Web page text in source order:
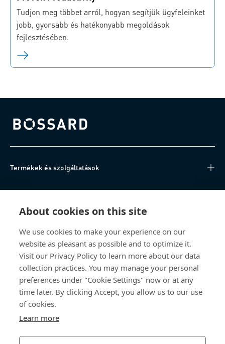
About cookies on this site
We use cookies to make your experience on our
website as pleasant as possible and to optimize it.
Visit our Privacy Policy to learn more about our data
collection practices. You may manage your personal
preferences under "Cookie Settings" now or at any
time later. By clicking Accept, you allow us to our use
of cookies.
Learn more
Tudjon meg többet arról, hogyan segítjük ügyfeleinket
jobb, gyorsabb és hatékonyabb megoldások
fejlesztésében.
Bossard homepage
Termékek és szolgáltatások
Tudásközpont
Rólunk
Bossard Magyarország
Szarkaláb u. 3.
2800 Tatabánya